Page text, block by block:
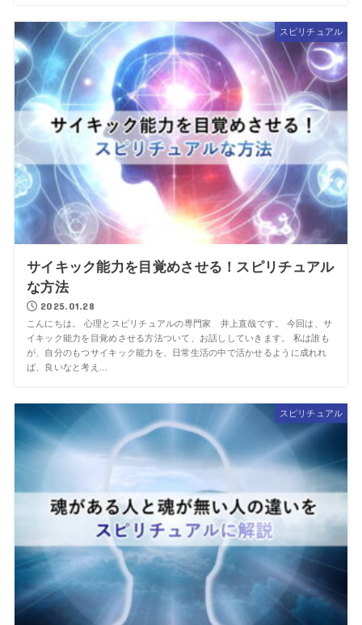
スピリチュアル
サイキック能力を目覚めさせる！スピリチュアル
な方法
2025.01.28
こんにちは。 心理とスピリチュアルの専門家 井上直哉です。 今回は、サ
イキック能力を目覚めさせる方法ついて、お話ししていきます。 私は誰も
が、自分のもつサイキック能力を、日常生活の中で活かせるように成れれ
ば、良いなと考え...
スピリチュアル